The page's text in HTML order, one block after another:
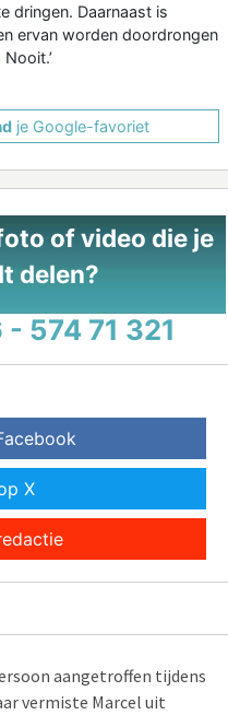
dringen. Daarnaast is
ervan worden doordrongen
je Google-favoriet
of video die je
delen?
- 574 71 321
X
aangetroffen tijdens
vermiste Marcel uit